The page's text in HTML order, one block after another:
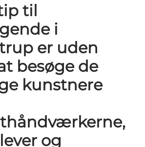
til
i
er uden
besøge de
kunstnere
og